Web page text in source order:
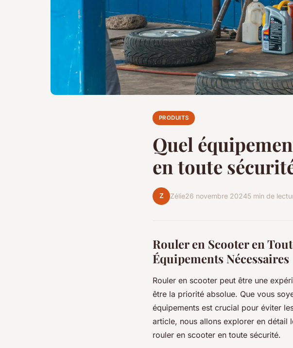
PRODUITS
Quel
en toute
Z Zélie26 novembre 20245 min de
Rouler en Scooter en
Équipements Nécessaires
Rouler en scooter peut être une
être la priorité absolue. Que vous
équipements est crucial pour éviter
article, nous allons explorer en détail
rouler en scooter en toute sécurité.